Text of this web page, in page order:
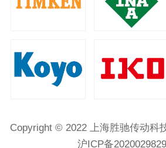
Copyright © 2022 上海胜驰传动科
沪ICP备